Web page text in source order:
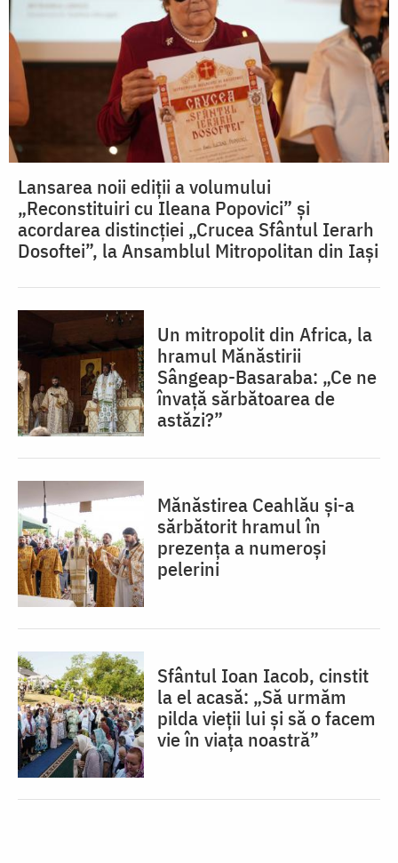
Lansarea noii ediții a volumului
„Reconstituiri cu Ileana Popovici” și
acordarea distincției „Crucea Sfântul Ierarh
Dosoftei”, la Ansamblul Mitropolitan din Iași
Un mitropolit din Africa, la
hramul Mănăstirii
Sângeap-Basaraba: „Ce ne
învață sărbătoarea de
astăzi?”
Mănăstirea Ceahlău și-a
sărbătorit hramul în
prezența a numeroși
pelerini
Sfântul Ioan Iacob, cinstit
la el acasă: „Să urmăm
pilda vieții lui și să o facem
vie în viața noastră”